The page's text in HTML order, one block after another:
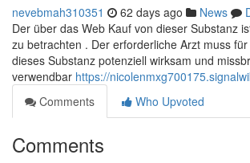
nevebmah310351 62 days ago News
Der über das Web Kauf von dieser Substanz
zu betrachten . Der erforderliche Arzt muss
dieses Substanz potenziell wirksam und
verwendbar https://
Comments
Who Upvoted
Comments